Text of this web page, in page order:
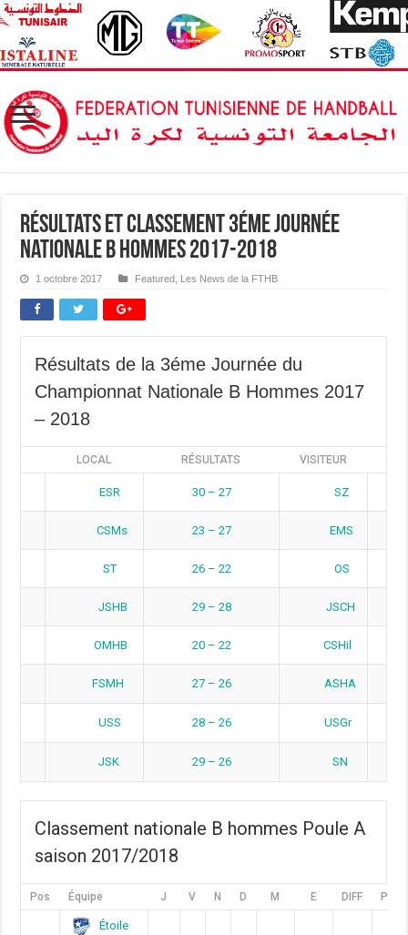
Résultats et Classement 3éme Journée
Nationale B Hommes 2017-2018
1 octobre 2017 Featured Les News de la FTHB
Résultats de la 3éme Journée du
Championnat Nationale B Hommes 2017
– 2018
LOCAL RÉSULTATS VISITEUR
ESR 30 – 27 SZ
CSMs 23 – 27 EMS
ST 26 – 22 OS
JSHB 29 – 28 JSCH
OMHB 20 – 22 CSHil
FSMH 27 – 26 ASHA
USS 28 – 26 USGr
JSK 29 – 26 SN
Classement nationale B hommes Poule A
saison 2017/2018
Pos Équipe J V N D M E DIFF Pts
Étoile